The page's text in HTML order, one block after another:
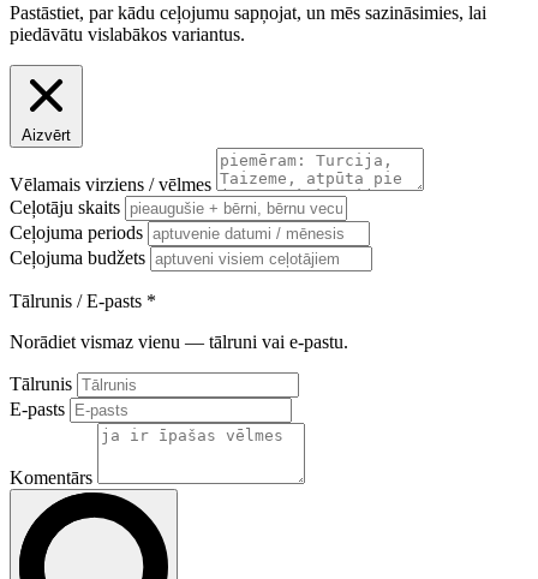
Pastāstiet, par kādu ceļojumu sapņojat, un mēs sazināsimies, lai
piedāvātu vislabākos variantus.
Aizvērt
Vēlamais virziens / vēlmes
Ceļotāju skaits
Ceļojuma periods
Ceļojuma budžets
Tālrunis / E-pasts *
Norādiet vismaz vienu — tālruni vai e-pastu.
Tālrunis
E-pasts
Komentārs